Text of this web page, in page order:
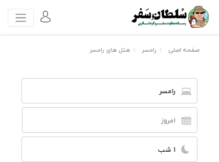
صفحه اصلی رامسر هتل های رامسر
رامسر
1 شب